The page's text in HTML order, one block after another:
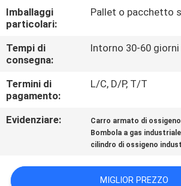
CONTROLLO
DI
QUALITÀ
CONTATTICI
NOTIZIE
RICHIEDA
Imballaggi
particolari:
Pallet o pacchetto
Tempi di
consegna:
Intorno 30-60 giorni
Termini di
pagamento:
L/C, D/P, T/T
Evidenziare: Carro armato di
Bombola a gas
cilindro di ossigeno
MIGLIOR PREZZO